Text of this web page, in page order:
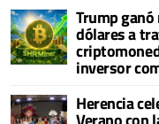
Trump
dólares a
inversor
Herencia